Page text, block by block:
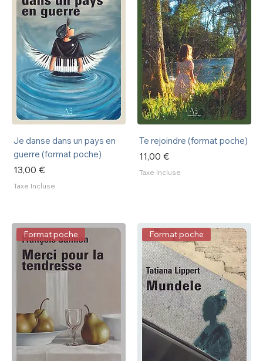
Je danse dans un pays en
guerre (format poche)
Prix
13,00 €
Taxe Incluse
Te rejoindre (format poche)
Prix
11,00 €
Taxe Incluse
Format poche Format poche